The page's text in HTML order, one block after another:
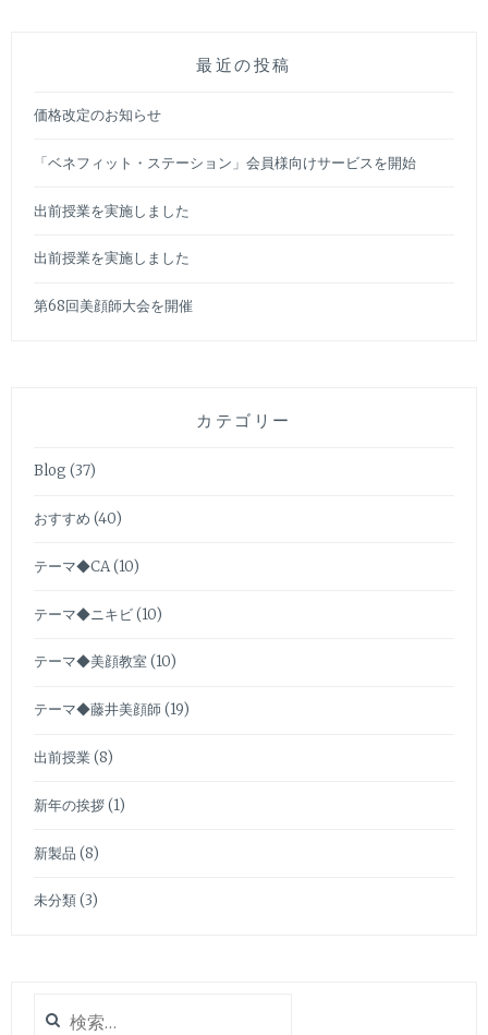
最近の投稿
価格改定のお知らせ
「ベネフィット・ステーション」会員様向けサービスを開始
出前授業を実施しました
出前授業を実施しました
第68回美顔師大会を開催
カテゴリー
Blog (37)
おすすめ (40)
テーマ◆CA(10)
テーマ◆ニキビ(10)
テーマ◆美顔教室 (10)
テーマ◆藤井美顔師 (19)
出前授業 (8)
新年の挨拶(1)
新製品 (8)
未分類(3)
索: